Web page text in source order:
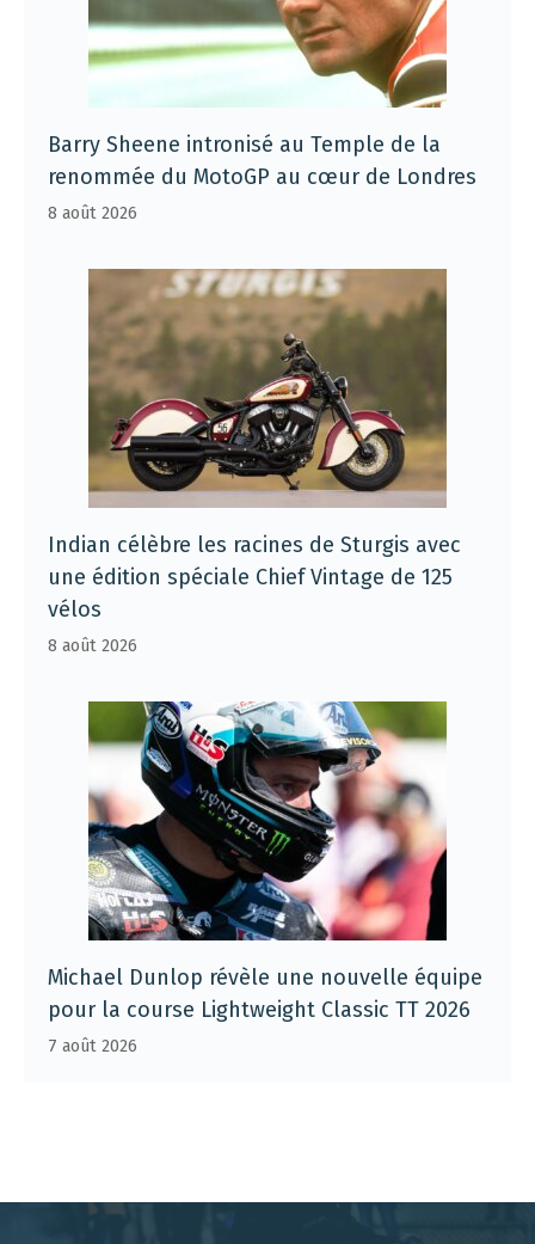
Barry Sheene intronisé au Temple de la
renommée du MotoGP au cœur de Londres
8 août 2026
Indian célèbre les racines de Sturgis avec
une édition spéciale Chief Vintage de 125
vélos
8 août 2026
Michael Dunlop révèle une nouvelle équipe
pour la course Lightweight Classic TT 2026
7 août 2026